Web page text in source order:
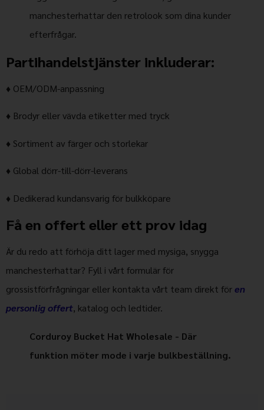
manchesterhattar den retrolook som dina kunder
efterfrågar.
Partihandelstjänster inkluderar:
♦ OEM/ODM-anpassning
♦ Brodyr eller vävda etiketter med tryck
♦ Sortiment av färger och storlekar
♦ Global dörr-till-dörr-leverans
♦ Dedikerad kundansvarig för bulkköpare
Få en offert eller ett prov idag
Är du redo att förhöja ditt lager med mysiga, snygga
manchesterhattar? Fyll i vårt formulär för
grossistförfrågningar eller kontakta vårt team direkt fören
personlig offert, katalog och ledtider.
Corduroy Bucket Hat Wholesale - Där
funktion möter mode i varje bulkbeställning.